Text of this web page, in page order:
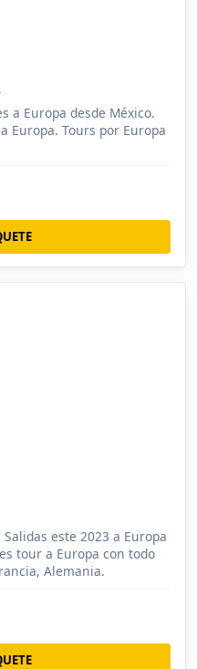
a Europa desde México.
Europa. Tours por Europa
este 2023 a Europa
tour a Europa con todo
Alemania.